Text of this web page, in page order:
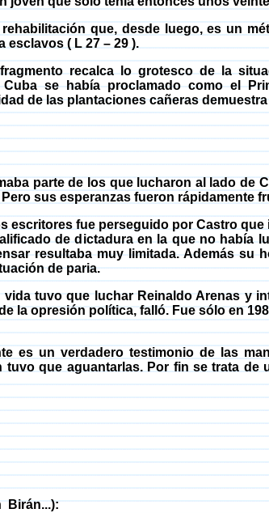
que, desde luego, es un
esclavos ( L27 – 29 ).
recalca lo grotesco de la
se había proclamado como el
de las plantaciones cañeras
parte de los que lucharon al lado de
sus esperanzas fueron rápidamente
escritores fue perseguido por Castro
de dictadura en la que no había
resultaba muy limitada. Además su
de paria.
tuvo que luchar Reinaldo Arenas y
la opresión política, falló. Fue sólo en
es un verdadero testimonio de las
tuvo que aguantarlas. Por fin se trata de
Birán...):